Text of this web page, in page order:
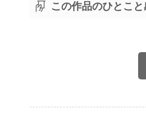
この作品のひとこ